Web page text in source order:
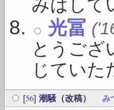
みはして
光冨
とうござ
じていた
[56] 潮騒（改稿） み